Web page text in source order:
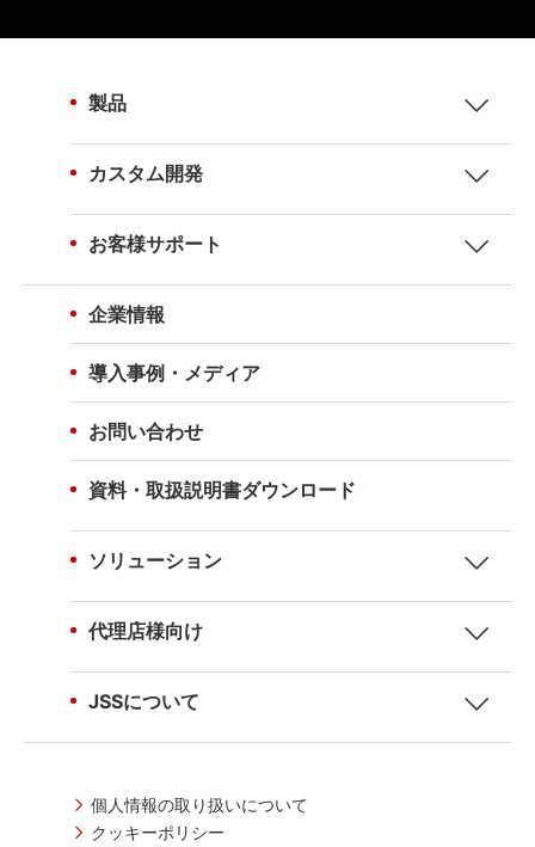
製品
カスタム開発
お客様サポート
企業情報
導入事例・メディア
お問い合わせ
資料・取扱説明書ダウンロード
ソリューション
代理店様向け
JSSについて
個人情報の取り扱いについて
クッキーポリシー